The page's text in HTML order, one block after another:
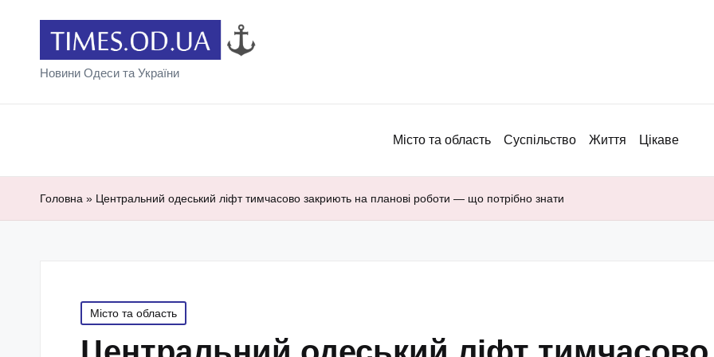
Новини Одеси та України
Місто та область Суспільство Життя Цікаве
Головна » Центральний одеський ліфт тимчасово закриють на планові роботи — що потрібно знати
Posted
in
Місто та область